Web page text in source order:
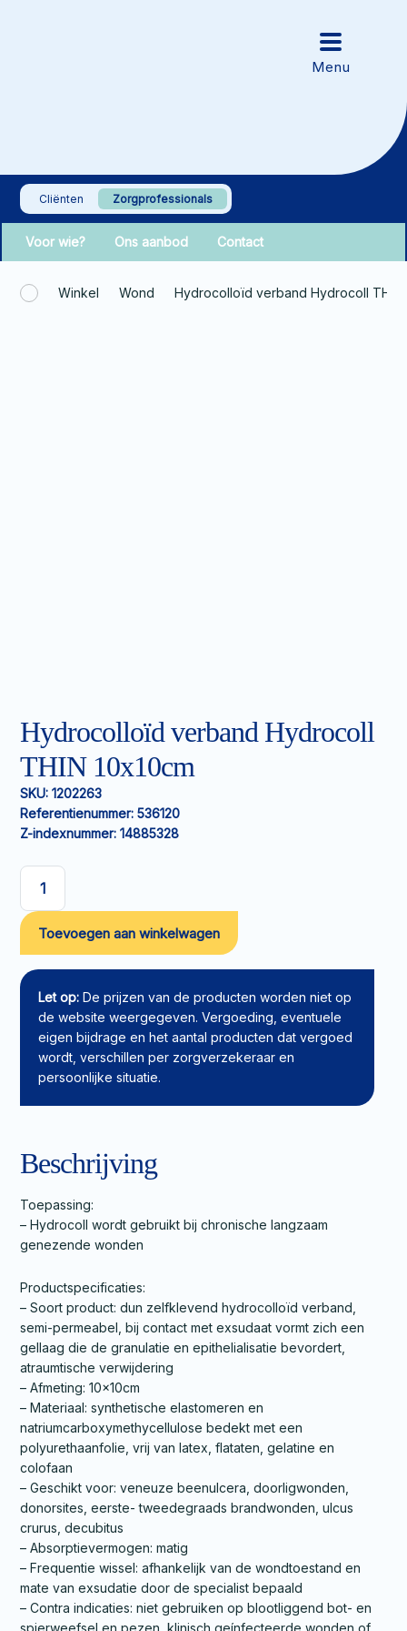
Cliënten Zorgprofessionals
Voor wie? Ons aanbod Contact
Winkel Wond Hydrocolloïd verband Hydrocoll THIN
Hydrocolloïd verband Hydrocoll
THIN 10x10cm
SKU: 1202263
Referentienummer: 536120
Z-indexnummer: 14885328
Hydrocolloïd
verband
Hydrocoll
THIN
10x10cm
aantal
Toevoegen aan winkelwagen
Let op: De prijzen van de producten worden niet op
de website weergegeven. Vergoeding, eventuele
eigen bijdrage en het aantal producten dat vergoed
wordt, verschillen per zorgverzekeraar en
persoonlijke situatie.
Beschrijving
Toepassing:
– Hydrocoll wordt gebruikt bij chronische langzaam
genezende wonden
Productspecificaties:
– Soort product: dun zelfklevend hydrocolloïd verband,
semi-permeabel, bij contact met exsudaat vormt zich een
gellaag die de granulatie en epithelialisatie bevordert,
atraumtische verwijdering
– Afmeting: 10x10cm
– Materiaal: synthetische elastomeren en
natriumcarboxymethycellulose bedekt met een
polyurethaanfolie, vrij van latex, flataten, gelatine en
colofaan
– Geschikt voor: veneuze beenulcera, doorligwonden,
donorsites, eerste- tweedegraads brandwonden, ulcus
crurus, decubitus
– Absorptievermogen: matig
– Frequentie wissel: afhankelijk van de wondtoestand en
mate van exsudatie door de specialist bepaald
– Contra indicaties: niet gebruiken op blootliggend bot- en
spierweefsel en pezen, klinisch geínfecteerde wonden of